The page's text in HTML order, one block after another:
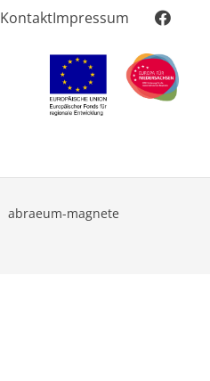
KontaktImpressum
abraeum-magnete